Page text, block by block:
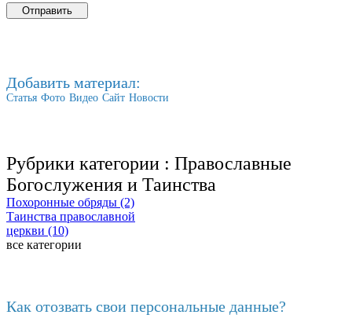
Добавить материал:
Статья Фото Видео Сайт Новости
Рубрики категории : Православные
Богослужения и Таинства
Похоронные обряды (2)
Таинства православной
церкви (10)
все категории
Как отозвать свои персональные данные?